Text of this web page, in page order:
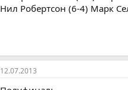
Нил Робертсон (6-4) Марк
12.07.2013